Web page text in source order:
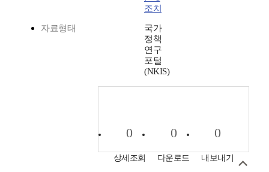
조치
자료형태
국가
정책
연구
포털
(NKIS)
0
상세조회
0
다운로드
0
내보내기